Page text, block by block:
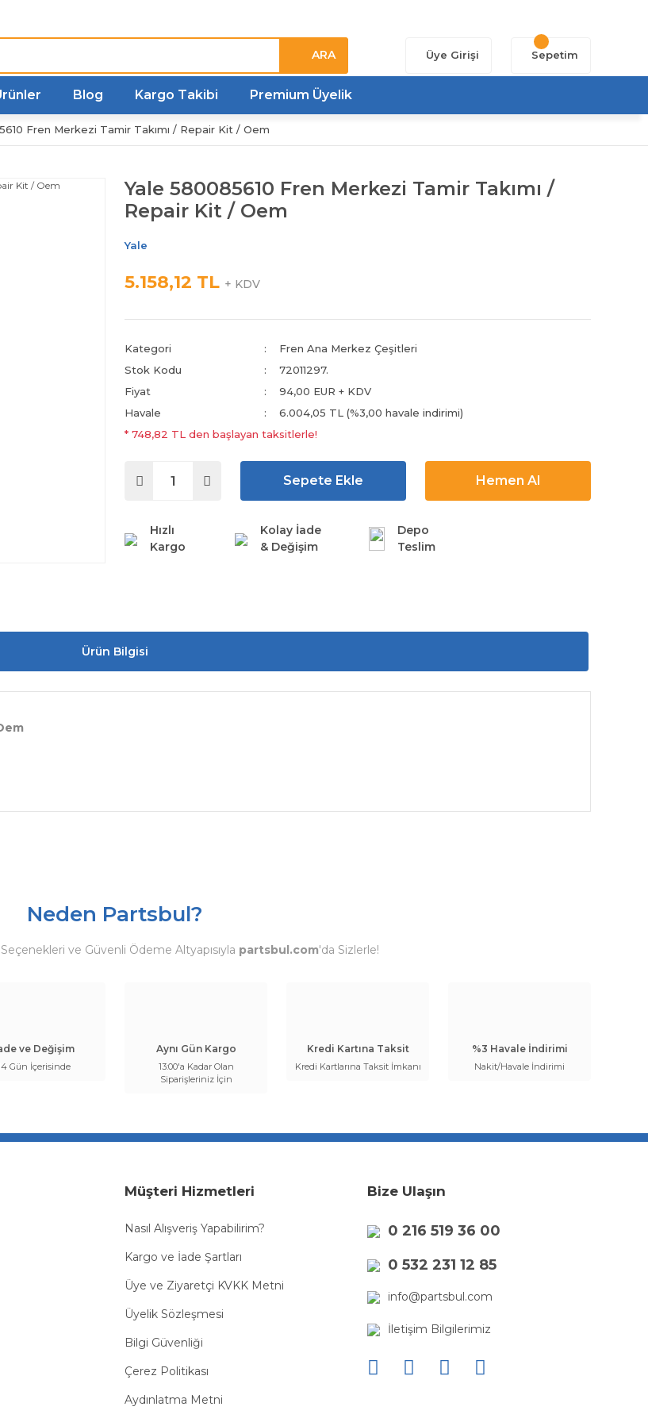
ARA Üye Girişi Sepetim
Blog Kargo Takibi Premium Üyelik
Fren Merkezi Tamir Takımı / Repair Kit / Oem
Yale 580085610 Fren Merkezi Tamir Takımı /
Repair Kit / Oem
Yale
5.158,12 TL + KDV
Kategori
Fren Ana Merkez Çeşitleri
Stok Kodu
72011297.
Fiyat
94,00 EUR + KDV
Havale
6.004,05 TL (%3,00 havale indirimi)
* 748,82 TL den başlayan taksitlerle!
Sepete Ekle Hemen Al
Hızlı
Kargo
Kolay İade
& Değişim
Depo
Teslim
Ürün Bilgisi
Neden Partsbul?
ve Güvenli Ödeme Altyapısıyla partsbul.com'da Sizlerle!
ve Değişim
Gün İçerisinde
Aynı Gün Kargo
13:00'a Kadar Olan
Siparişleriniz İçin
Kredi Kartına Taksit
Kredi Kartlarına Taksit İmkanı
%3 Havale İndirimi
Nakit/Havale İndirimi
Müşteri Hizmetleri
Nasıl Alışveriş Yapabilirim?
Kargo ve İade Şartları
Üye ve Ziyaretçi KVKK Metni
Üyelik Sözleşmesi
Bilgi Güvenliği
Çerez Politikası
Aydınlatma Metni
Bize Ulaşın
0 216 519 36 00
0 532 231 12 85
info@partsbul.com
İletişim Bilgilerimiz